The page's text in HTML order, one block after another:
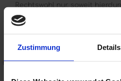
Zustimmung Details
Rechtswahl nur, soweit
Bestimmungen des Rechts des
Aufenthaltes des
entzogen wird
Erfüllungsort für alle
bestehenden